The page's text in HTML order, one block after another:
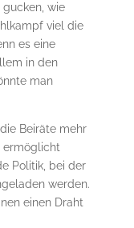
wie
viel die
es eine
in den
man
Beiräte mehr
ermöglicht
Politik, bei der
werden.
einen Draht